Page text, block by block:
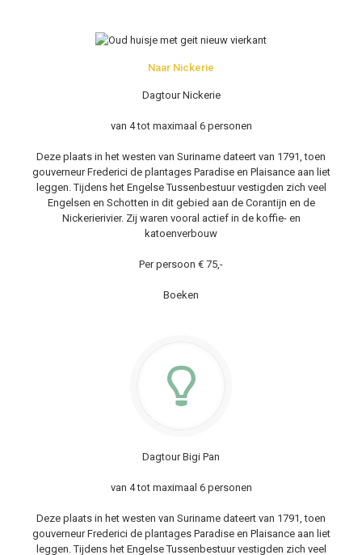
Naar Nickerie
Dagtour Nickerie
van 4 tot maximaal 6 personen
Deze plaats in het westen van Suriname dateert van 1791, toen
gouverneur Frederici de plantages Paradise en Plaisance aan liet
leggen. Tijdens het Engelse Tussenbestuur vestigden zich veel
Engelsen en Schotten in dit gebied aan de Corantijn en de
Nickerierivier. Zij waren vooral actief in de koffie- en
katoenverbouw
Per persoon € 75,-
Boeken
Dagtour Bigi Pan
van 4 tot maximaal 6 personen
Deze plaats in het westen van Suriname dateert van 1791, toen
gouverneur Frederici de plantages Paradise en Plaisance aan liet
leggen. Tijdens het Engelse Tussenbestuur vestigden zich veel